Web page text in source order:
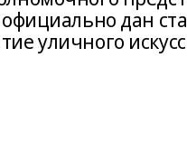
дан
уличного